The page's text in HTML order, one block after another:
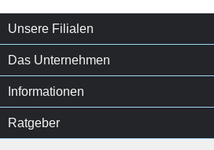
Unsere Filialen
Das Unternehmen
Informationen
Ratgeber